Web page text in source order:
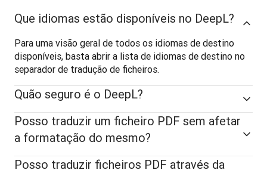
Que idiomas estão disponíveis no DeepL?
Para uma visão geral de todos os idiomas de destino
disponíveis, basta abrir a lista de idiomas de destino no
separador de tradução de ficheiros.
Quão seguro é o DeepL?
Posso traduzir um ficheiro PDF sem afetar
a formatação do mesmo?
Posso traduzir ficheiros PDF através da